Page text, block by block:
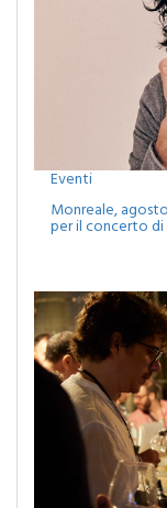
Eventi
Monreale,
per il concerto di